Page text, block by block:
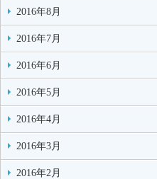
2016年8月
2016年7月
2016年6月
2016年5月
2016年4月
2016年3月
2016年2月